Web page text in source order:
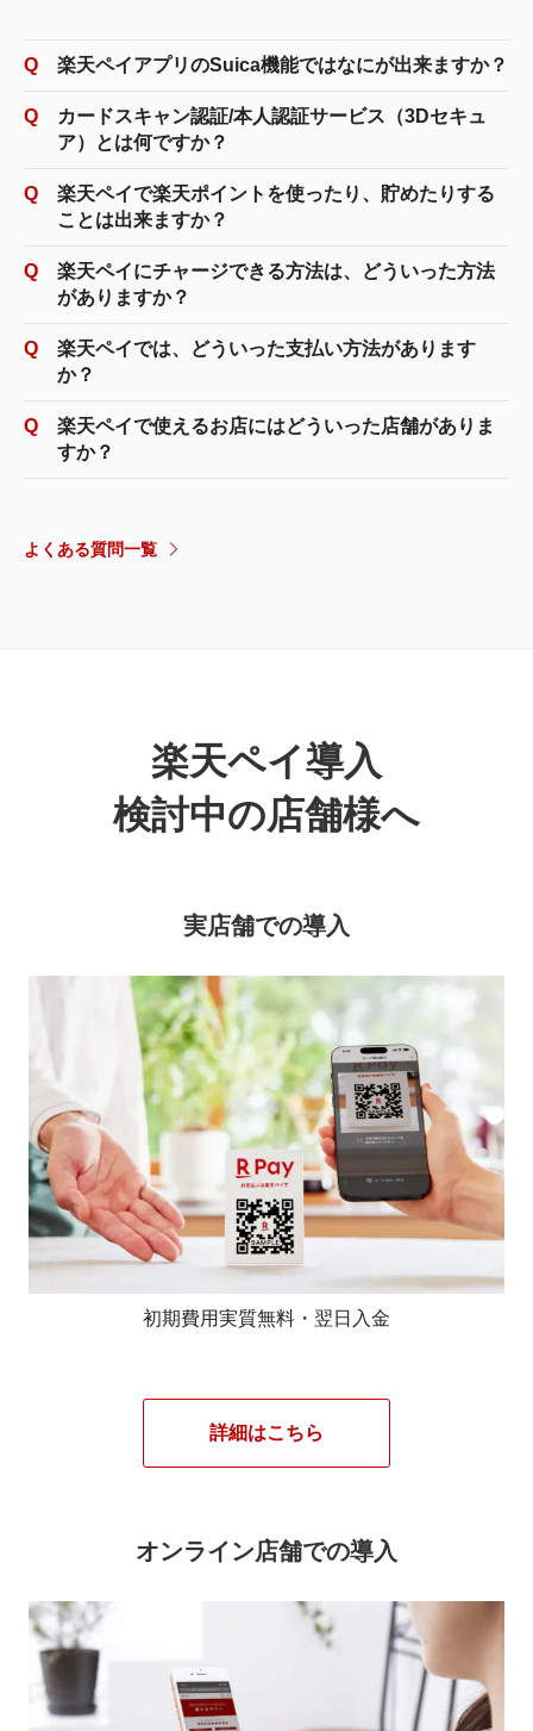
楽天ペイアプリのSuica機能ではなにが出来ますか？
カードスキャン認証/本人認証サービス（3Dセキュ
ア）とは何ですか？
楽天ペイで楽天ポイントを使ったり、貯めたりする
ことは出来ますか？
楽天ペイにチャージできる方法は、どういった方法
がありますか？
楽天ペイでは、どういった支払い方法があります
か？
モバイルSuica対応環境について >
楽天ペイで使えるお店にはどういった店舗がありま
すか？
よくある質問一覧
楽天ペイ導入
検討中の店舗様へ
実店舗での導入
初期費用実質無料・翌日入金
詳細はこちら
オンライン店舗での導入